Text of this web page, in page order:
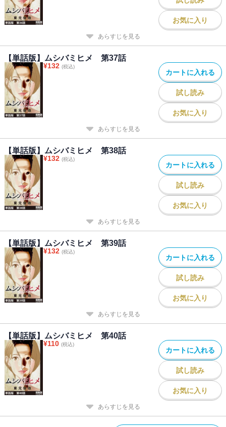
お気に入り
あらすじを見る
【単話版】ムシバミヒメ 第37話
¥132 (税込)
カートに入れる
試し読み
お気に入り
あらすじを見る
【単話版】ムシバミヒメ 第38話
¥132 (税込)
カートに入れる
試し読み
お気に入り
あらすじを見る
【単話版】ムシバミヒメ 第39話
¥132 (税込)
カートに入れる
試し読み
お気に入り
あらすじを見る
【単話版】ムシバミヒメ 第40話
¥110 (税込)
カートに入れる
試し読み
お気に入り
あらすじを見る